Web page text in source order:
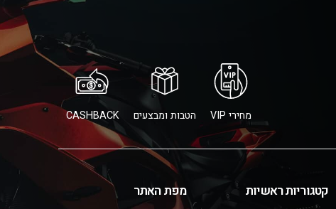
מחירי VIP הטבות ומבצעים CASHBACK
קטגוריות ראשיות מפת האתר